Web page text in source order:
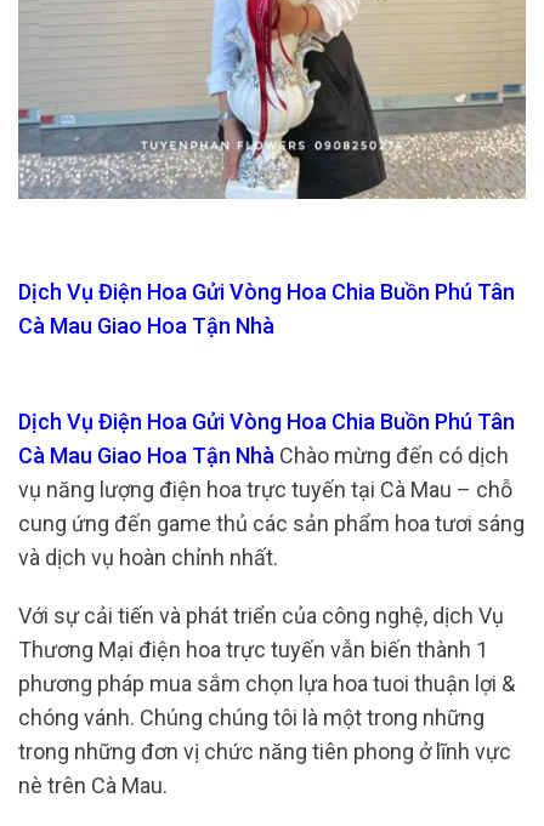
Dịch Vụ Điện Hoa Gửi Vòng Hoa Chia Buồn Phú Tân
Cà Mau Giao Hoa Tận Nhà
Dịch Vụ Điện Hoa Gửi Vòng Hoa Chia Buồn Phú Tân
Cà Mau Giao Hoa Tận Nhà Chào mừng đến có dịch
vụ năng lượng điện hoa trực tuyến tại Cà Mau – chỗ
cung ứng đến game thủ các sản phẩm hoa tươi sáng
và dịch vụ hoàn chỉnh nhất.
Với sự cải tiến và phát triển của công nghệ, dịch Vụ
Thương Mại điện hoa trực tuyến vẫn biến thành 1
phương pháp mua sắm chọn lựa hoa tuoi thuận lợi &
chóng vánh. Chúng chúng tôi là một trong những
trong những đơn vị chức năng tiên phong ở lĩnh vực
nè trên Cà Mau.